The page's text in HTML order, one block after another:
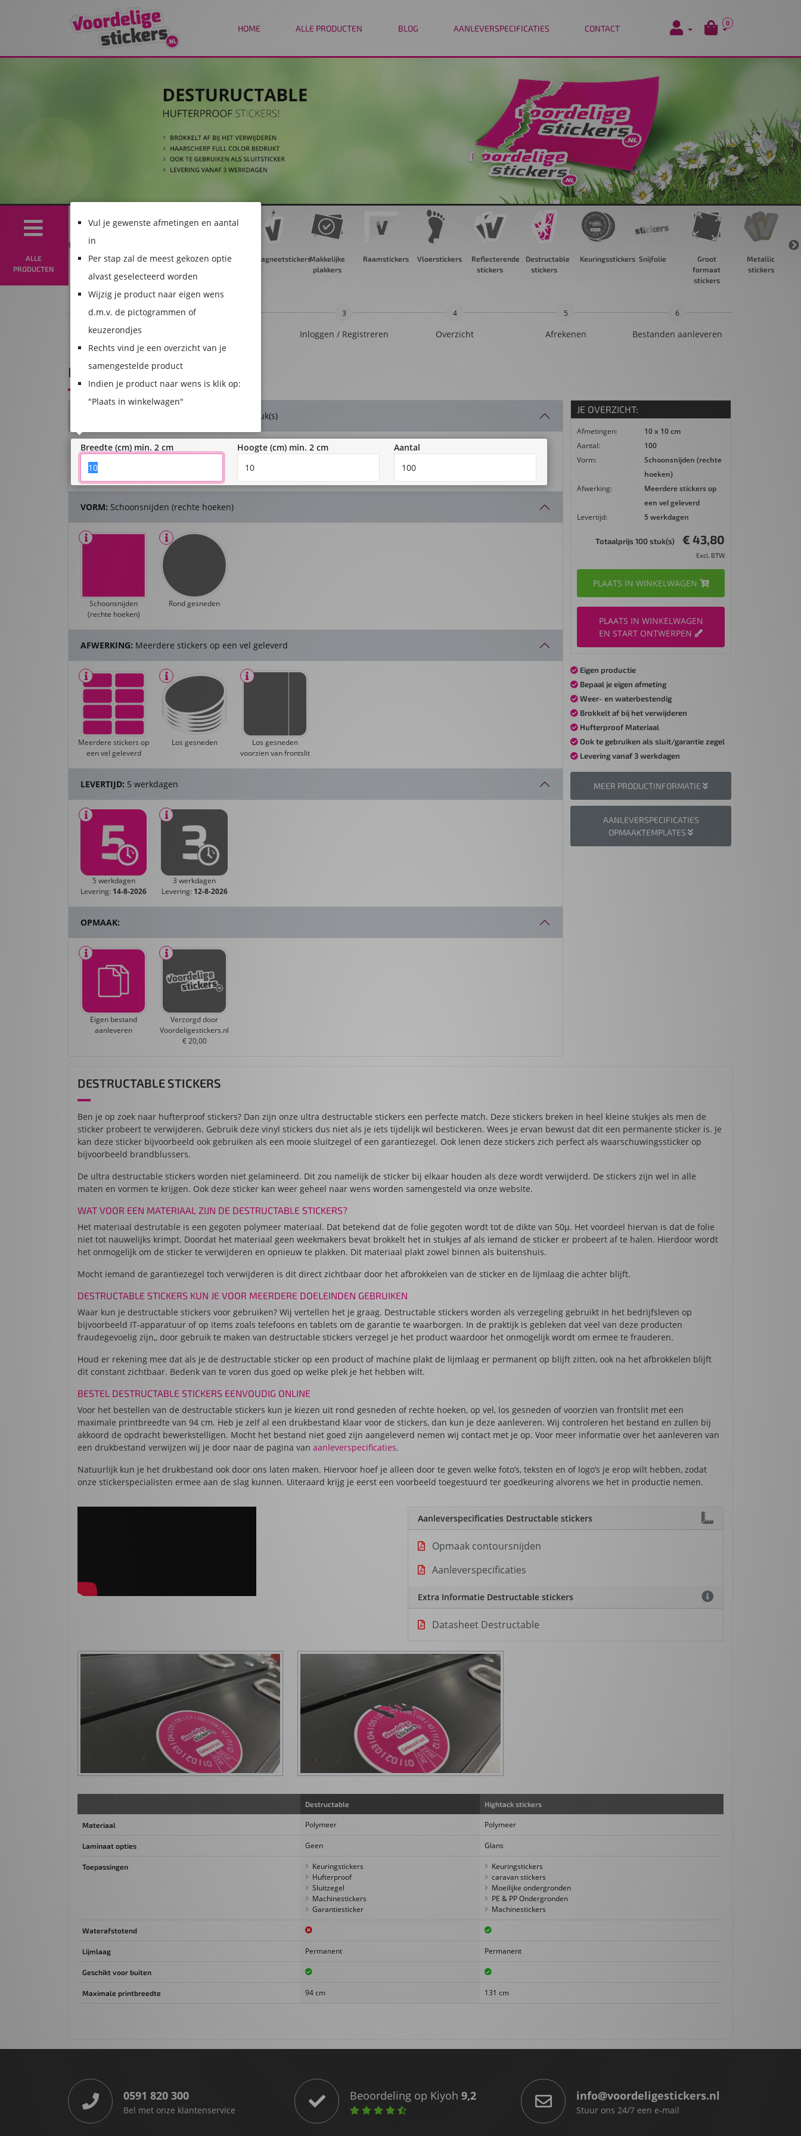
HOME ALLE PRODUCTEN BLOG AANLEVERSPECIFICATIES CONTACT
0
ALLE
PRODUCTEN
Papieren
stickers
Transparante
Stickers
Fluorescerende
MagneetstickersMakkelijke
plakkers
Raamstickers Vloerstickers
Reflecterende
stickers
Destructable
stickers
Keuringsstickers Snijfolie
Groot
formaat
stickers
Metallic
stickers
1
Product samenstellen
3
Inloggen / Registreren
4
Overzicht
5
Afrekenen
6
Bestanden aanleveren
DESTRUCTABLE STICKERS
10 x 10 cm - 100 stuk(s)
Breedte (cm) min. 2 cm Hoogte (cm) min. 2 cm Aantal
VORM: Schoonsnijden (rechte hoeken)
Schoonsnijden
(rechte hoeken)
Rond gesneden
AFWERKING: Meerdere stickers op een vel geleverd
Meerdere stickers op
een vel geleverd
Los gesneden
Los gesneden
voorzien van frontslit
LEVERTIJD: 5 werkdagen
5 werkdagen
Levering: 14-8-2026
3 werkdagen
Levering: 12-8-2026
OPMAAK:
Eigen bestand
aanleveren
Verzorgd door
Voordeligestickers.nl
€ 20,00
JE OVERZICHT:
Afmetingen:
Aantal:
10 x 10 cm
100
Vorm:
Schoonsnijden (rechte
hoeken)
Afwerking:
Meerdere stickers op
een vel geleverd
Levertijd:
5 werkdagen
Totaalprijs 100 stuk(s) € 43,80
Excl. BTW
PLAATS IN WINKELWAGEN
PLAATS IN WINKELWAGEN
EN START ONTWERPEN
Eigen productie
Bepaal je eigen afmeting
Weer- en waterbestendig
Brokkelt af bij het verwijderen
Hufterproof Materiaal
Ook te gebruiken als sluit/garantie zegel
Levering vanaf 3 werkdagen
MEER PRODUCTINFORMATIE
AANLEVERSPECIFICATIES
OPMAAKTEMPLATES
DESTRUCTABLE STICKERS
Ben je op zoek naar hufterproof stickers? Dan zijn onze ultra destructable stickers een perfecte match. Deze stickers breken in heel kleine stukjes als men de
sticker probeert te verwijderen. Gebruik deze vinyl stickers dus niet als je iets tijdelijk wil bestickeren. Wees je ervan bewust dat dit een permanente sticker is. Je
kan deze sticker bijvoorbeeld ook gebruiken als een mooie sluitzegel of een garantiezegel. Ook lenen deze stickers zich perfect als waarschuwingssticker op
bijvoorbeeld brandblussers.
De ultra destructable stickers worden niet gelamineerd. Dit zou namelijk de sticker bij elkaar houden als deze wordt verwijderd. De stickers zijn wel in alle
maten en vormen te krijgen. Ook deze sticker kan weer geheel naar wens worden samengesteld via onze website.
WAT VOOR EEN MATERIAAL ZIJN DE DESTRUCTABLE STICKERS?
Het materiaal destrutable is een gegoten polymeer materiaal. Dat betekend dat de folie gegoten wordt tot de dikte van 50µ. Het voordeel hiervan is dat de folie
niet tot nauwelijks krimpt. Doordat het materiaal geen weekmakers bevat brokkelt het in stukjes af als iemand de sticker er probeert af te halen. Hierdoor wordt
het onmogelijk om de sticker te verwijderen en opnieuw te plakken. Dit materiaal plakt zowel binnen als buitenshuis.
Mocht iemand de garantiezegel toch verwijderen is dit direct zichtbaar door het afbrokkelen van de sticker en de lijmlaag die achter blijft.
DESTRUCTABLE STICKERS KUN JE VOOR MEERDERE DOELEINDEN GEBRUIKEN
Waar kun je destructable stickers voor gebruiken? Wij vertellen het je graag. Destructable stickers worden als verzegeling gebruikt in het bedrijfsleven op
bijvoorbeeld IT-apparatuur of op items zoals telefoons en tablets om de garantie te waarborgen. In de praktijk is gebleken dat veel van deze producten
fraudegevoelig zijn,, door gebruik te maken van destructable stickers verzegel je het product waardoor het onmogelijk wordt om ermee te frauderen.
Houd er rekening mee dat als je de destructable sticker op een product of machine plakt de lijmlaag er permanent op blijft zitten, ook na het afbrokkelen blijft
dit constant zichtbaar. Bedenk van te voren dus goed op welke plek je het hebben wilt.
BESTEL DESTRUCTABLE STICKERS EENVOUDIG ONLINE
Voor het bestellen van de destructable stickers kun je kiezen uit rond gesneden of rechte hoeken, op vel, los gesneden of voorzien van frontslit met een
maximale printbreedte van 94 cm. Heb je zelf al een drukbestand klaar voor de stickers, dan kun je deze aanleveren. Wij controleren het bestand en zullen bij
akkoord de opdracht bewerkstelligen. Mocht het bestand niet goed zijn aangeleverd nemen wij contact met je op. Voor meer informatie over het aanleveren van
een drukbestand verwijzen wij je door naar de pagina van aanleverspecificaties.
Natuurlijk kun je het drukbestand ook door ons laten maken. Hiervoor hoef je alleen door te geven welke foto’s, teksten en of logo’s je erop wilt hebben, zodat
onze stickerspecialisten ermee aan de slag kunnen. Uiteraard krijg je eerst een voorbeeld toegestuurd ter goedkeuring alvorens we het in productie nemen.
Aanleverspecificaties Destructable stickers
Opmaak contoursnijden
Aanleverspecificaties
Extra Informatie Destructable stickers
Datasheet Destructable
Destructable Hightack stickers
Materiaal Polymeer Polymeer
Laminaat opties Geen Glans
Toepassingen
Keuringstickers
Hufterproof
Sluitzegel
Machinestickers
Garantiesticker
Keuringstickers
caravan stickers
Moeilijke ondergronden
PE & PP Ondergronden
Machinestickers
Waterafstotend
Lijmlaag Permanent Permanent
Geschikt voor buiten
Maximale printbreedte 94 cm 131 cm
0591 820 300
Bel met onze klantenservice
Beoordeling op Kiyoh 9,2 info@voordeligestickers.nl
Stuur ons 24/7 een e-mail
Vul je gewenste afmetingen en aantal
in
Per stap zal de meest gekozen optie
alvast geselecteerd worden
Wijzig je product naar eigen wens
d.m.v. de pictogrammen of
keuzerondjes
Rechts vind je een overzicht van je
samengestelde product
Indien je product naar wens is klik op:
"Plaats in winkelwagen"